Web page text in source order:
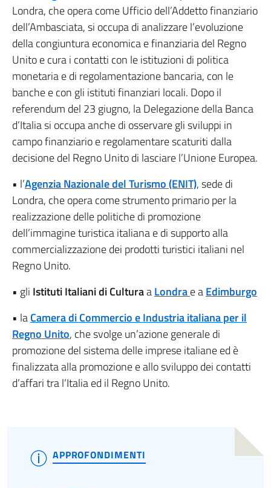
Londra, che opera come Ufficio dell’Addetto finanziario
dell’Ambasciata, si occupa di analizzare l’evoluzione
della congiuntura economica e finanziaria del Regno
Unito e cura i contatti con le istituzioni di politica
monetaria e di regolamentazione bancaria, con le
banche e con gli istituti finanziari locali. Dopo il
referendum del 23 giugno, la Delegazione della Banca
d’Italia si occupa anche di osservare gli sviluppi in
campo finanziario e regolamentare scaturiti dalla
decisione del Regno Unito di lasciare l’Unione Europea.
• l’Agenzia Nazionale del Turismo (ENIT), sede di
Londra, che opera come strumento primario per la
realizzazione delle politiche di promozione
dell’immagine turistica italiana e di supporto alla
commercializzazione dei prodotti turistici italiani nel
Regno Unito.
• gli Istituti Italiani di CulturaaLondrae aEdimburgo
• laCamera di Commercio e Industria italiana per il
Regno Unito, che svolge un’azione generale di
promozione del sistema delle imprese italiane ed è
finalizzata alla promozione e allo sviluppo dei contatti
d’affari tra l’Italia ed il Regno Unito.
APPROFONDIMENTI